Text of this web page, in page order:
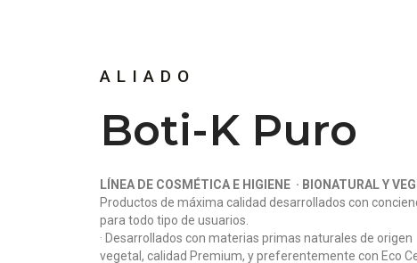
ALIADO
Boti-K Puro
LÍNEA DE COSMÉTICA E HIGIENE · BIONATURAL Y
Productos de máxima calidad desarrollados con
para todo tipo de usuarios.
· Desarrollados con materias primas naturales de origen
vegetal, calidad Premium, y preferentemente con Eco